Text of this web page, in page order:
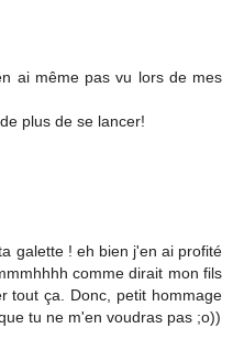
ai même pas vu lors de mes
plus de se lancer!
galette ! eh bien j'en ai profité
comme dirait mon fils
tout ça. Donc, petit hommage
tu ne m'en voudras pas ;o))